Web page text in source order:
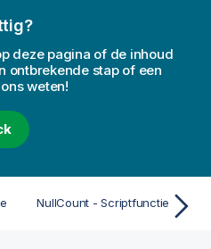
deze pagina of de inhoud
ontbrekende stap of een
weten!
NullCount - Scriptfunctie